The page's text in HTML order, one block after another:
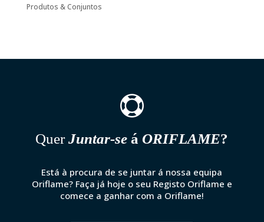
Produtos & Conjuntos

QuerJuntar-se á ORIFLAME?
Está à procura de se juntar á nossa equipa
Oriflame? Faça já hoje o seu Registo Oriflame e
comece a ganhar com a Oriflame!